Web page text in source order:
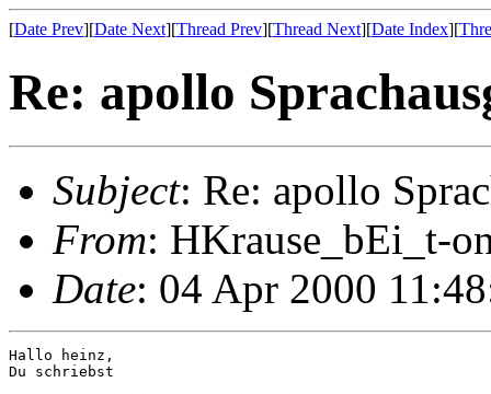
[Date Prev][Date Next][Thread Prev][Thread Next][Date Index][
Re: apollo
Subject: Re: apollo
From: HKrause_bEi_t-
Date: 04 Apr 2000
Hallo heinz,
Du schriebst